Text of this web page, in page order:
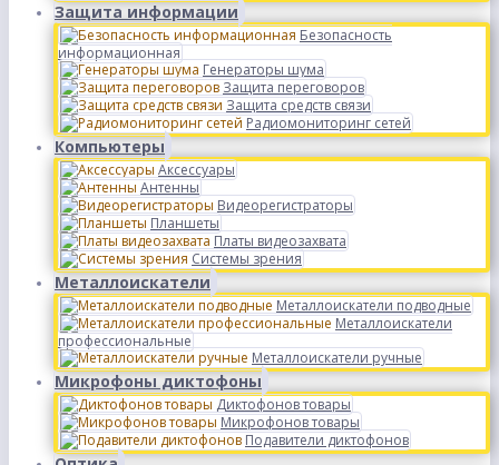
Защита информации
Безопасность
информационная
Генераторы шума
Защита переговоров
Защита средств связи
Радиомониторинг сетей
Компьютеры
Аксессуары
Антенны
Видеорегистраторы
Планшеты
Платы видеозахвата
Системы зрения
Металлоискатели
Металлоискатели подводные
Металлоискатели
профессиональные
Металлоискатели ручные
Микрофоны диктофоны
Диктофонов товары
Микрофонов товары
Подавители диктофонов